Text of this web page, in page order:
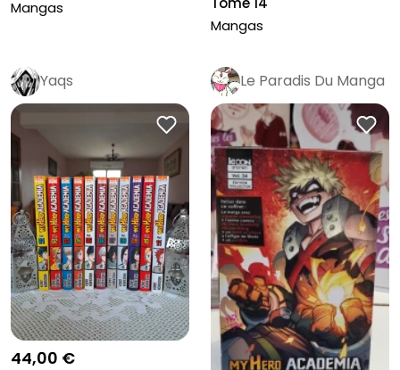
Mangas
Mangas
Yaqs
44,00 €
Le Paradis Du Manga
Pro